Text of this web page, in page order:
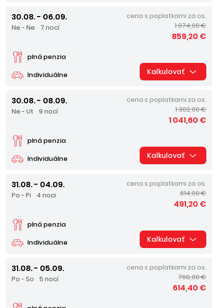
30.08. - 06.09.
Ne - Ne 7 nocí
Individuálne
plná penzia
cena s poplatkami za os.
1 074,00 €
859,20 €
Kalkulovať
30.08. - 08.09.
Ne - Ut 9 nocí
Individuálne
plná penzia
cena s poplatkami za os.
1 302,00 €
1 041,60 €
Kalkulovať
31.08. - 04.09.
Po - Pi 4 noci
Individuálne
plná penzia
cena s poplatkami za os.
614,00 €
491,20 €
Kalkulovať
31.08. - 05.09.
Po - So 5 nocí
cena s poplatkami za os.
768,00 €
614,40 €